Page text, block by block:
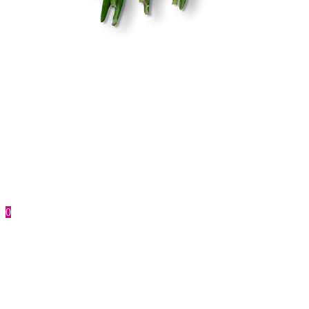
повреждений кожи. Также этот мусс для тела очень хорошо
защищает от воздействия ультрафиолетового излучения. Нет
побочных эффектов. Мусс имеет полностью органический
отличном состоянии, а также приобрести надёжное
косметическое средство способное защитить от
0